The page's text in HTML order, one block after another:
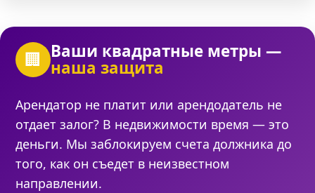
🏢 Ваши квадратные метры —
наша защита
Арендатор не платит или арендодатель не
отдает залог? В недвижимости время — это
деньги. Мы заблокируем счета должника до
того, как он съедет в неизвестном
направлении.